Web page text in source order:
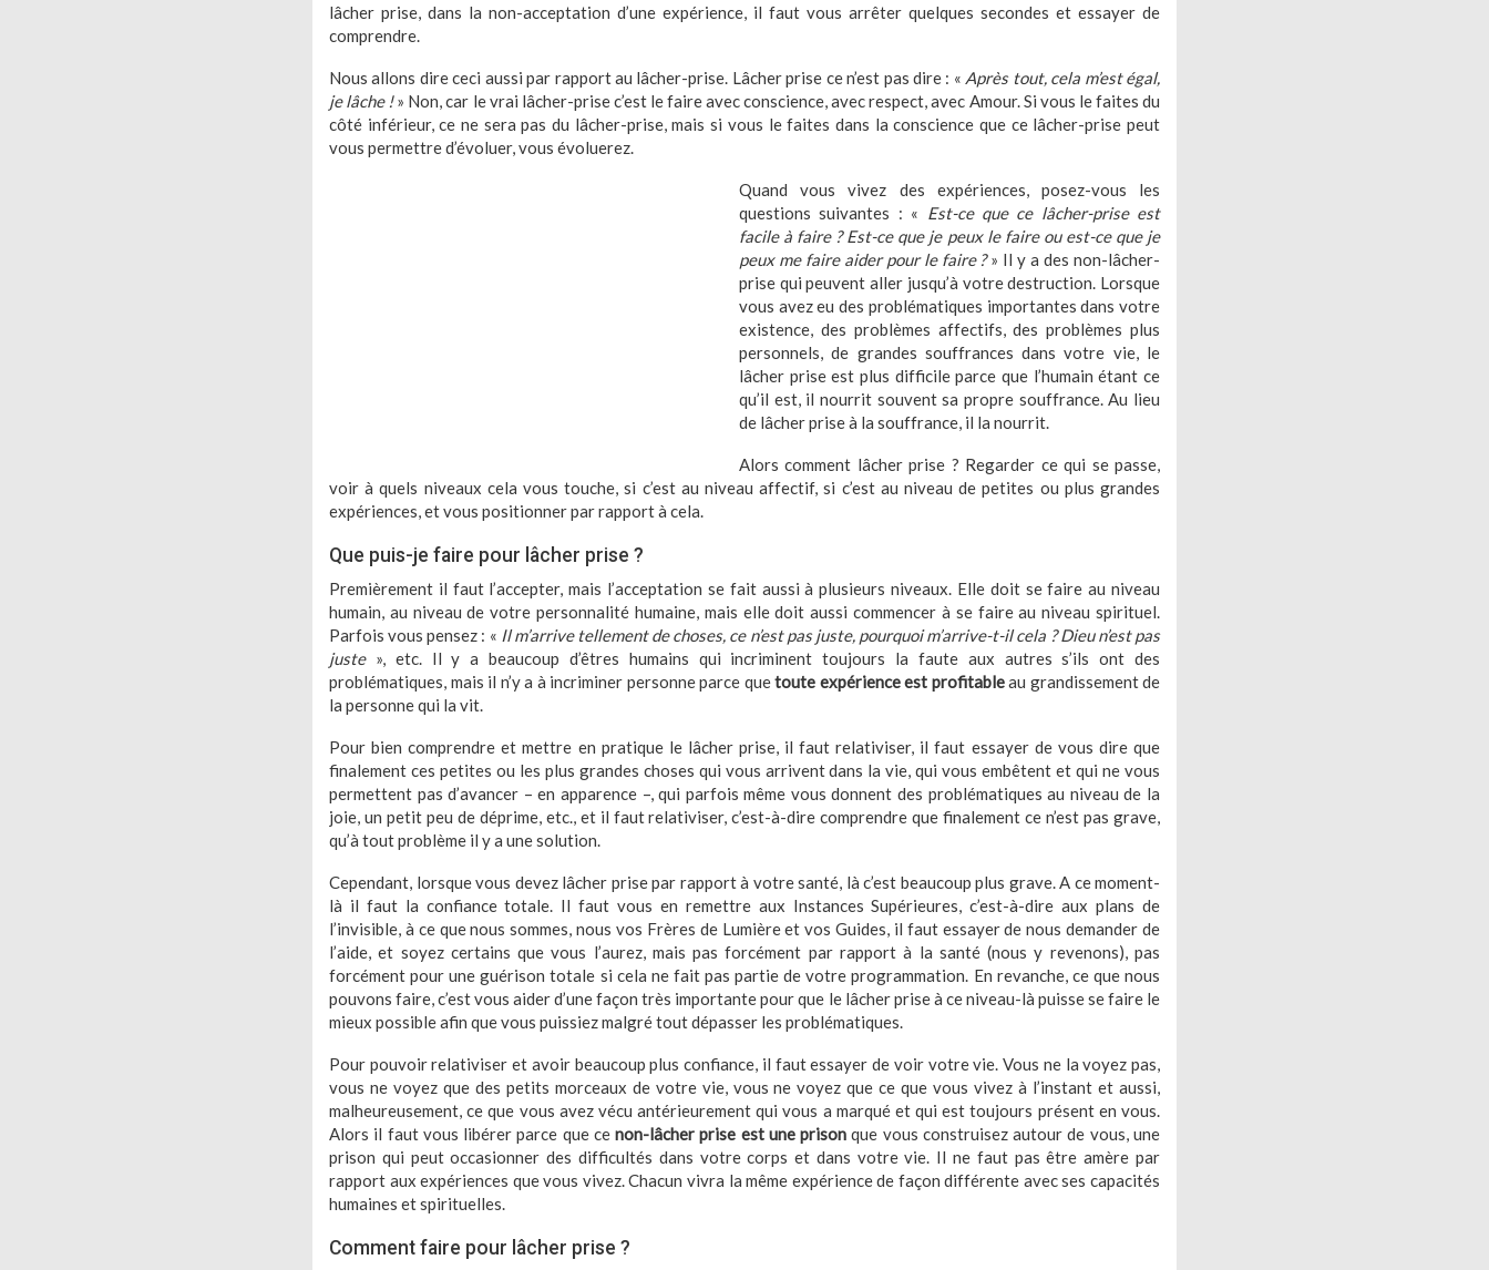
lâcher prise, dans la non-acceptation d’une expérience, il faut vous arrêter quelques secondes et essayer de
comprendre.
Nous allons dire ceci aussi par rapport au lâcher-prise. Lâcher prise ce n’est pas dire : « Après tout, cela m’est égal,
je lâche !» Non, car le vrai lâcher-prise c’est le faire avec conscience, avec respect, avec Amour. Si vous le faites du
côté inférieur, ce ne sera pas du lâcher-prise, mais si vous le faites dans la conscience que ce lâcher-prise peut
vous permettre d’évoluer, vous évoluerez.
Quand vous vivez des expériences, posez-vous les
questions suivantes : « Est-ce que ce lâcher-prise est
facile à faire ? Est-ce que je peux le faire ou est-ce que je
peux me faire aider pour le faire ?» Il y a des non-lâcher-
prise qui peuvent aller jusqu’à votre destruction. Lorsque
vous avez eu des problématiques importantes dans votre
existence, des problèmes affectifs, des problèmes plus
personnels, de grandes souffrances dans votre vie, le
lâcher prise est plus difficile parce que l’humain étant ce
qu’il est, il nourrit souvent sa propre souffrance. Au lieu
de lâcher prise à la souffrance, il la nourrit.
Alors comment lâcher prise ? Regarder ce qui se passe,
voir à quels niveaux cela vous touche, si c’est au niveau affectif, si c’est au niveau de petites ou plus grandes
expériences, et vous positionner par rapport à cela.
Que puis-je faire pour lâcher prise ?
Premièrement il faut l’accepter, mais l’acceptation se fait aussi à plusieurs niveaux. Elle doit se faire au niveau
humain, au niveau de votre personnalité humaine, mais elle doit aussi commencer à se faire au niveau spirituel.
Parfois vous pensez : « Il m’arrive tellement de choses, ce n’est pas juste, pourquoi m’arrive-t-il cela ? Dieu n’est pas
juste », etc. Il y a beaucoup d’êtres humains qui incriminent toujours la faute aux autres s’ils ont des
problématiques, mais il n’y a à incriminer personne parce quetoute expérience est profitableau grandissement de
la personne qui la vit.
Pour bien comprendre et mettre en pratique le lâcher prise, il faut relativiser, il faut essayer de vous dire que
finalement ces petites ou les plus grandes choses qui vous arrivent dans la vie, qui vous embêtent et qui ne vous
permettent pas d’avancer – en apparence –, qui parfois même vous donnent des problématiques au niveau de la
joie, un petit peu de déprime, etc., et il faut relativiser, c’est-à-dire comprendre que finalement ce n’est pas grave,
qu’à tout problème il y a une solution.
Cependant, lorsque vous devez lâcher prise par rapport à votre santé, là c’est beaucoup plus grave. A ce moment-
là il faut la confiance totale. Il faut vous en remettre aux Instances Supérieures, c’est-à-dire aux plans de
l’invisible, à ce que nous sommes, nous vos Frères de Lumière et vos Guides, il faut essayer de nous demander de
l’aide, et soyez certains que vous l’aurez, mais pas forcément par rapport à la santé (nous y revenons), pas
forcément pour une guérison totale si cela ne fait pas partie de votre programmation. En revanche, ce que nous
pouvons faire, c’est vous aider d’une façon très importante pour que le lâcher prise à ce niveau-là puisse se faire le
mieux possible afin que vous puissiez malgré tout dépasser les problématiques.
Pour pouvoir relativiser et avoir beaucoup plus confiance, il faut essayer de voir votre vie. Vous ne la voyez pas,
vous ne voyez que des petits morceaux de votre vie, vous ne voyez que ce que vous vivez à l’instant et aussi,
malheureusement, ce que vous avez vécu antérieurement qui vous a marqué et qui est toujours présent en vous.
Alors il faut vous libérer parce que cenon-lâcher prise est une prison que vous construisez autour de vous, une
prison qui peut occasionner des difficultés dans votre corps et dans votre vie. Il ne faut pas être amère par
rapport aux expériences que vous vivez. Chacun vivra la même expérience de façon différente avec ses capacités
humaines et spirituelles.
Comment faire pour lâcher prise ?